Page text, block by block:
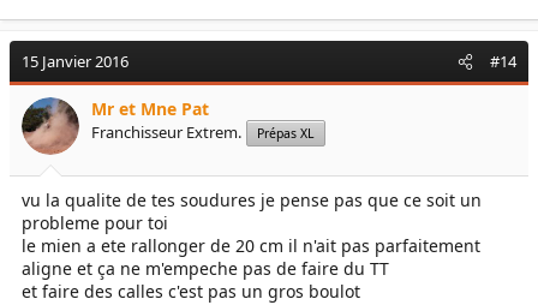
15 Janvier 2016 #14
Mr et Mne Pat
Franchisseur Extrem. Prépas XL
vu la qualite de tes soudures je pense pas que ce soit un
probleme pour toi
le mien a ete rallonger de 20 cm il n'ait pas parfaitement
aligne et ça ne m'empeche pas de faire du TT
et faire des calles c'est pas un gros boulot